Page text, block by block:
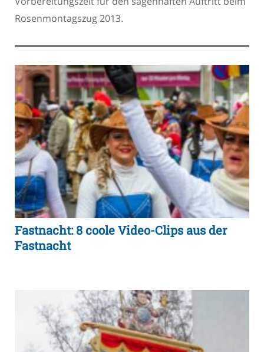
Rosenmontagszug 2013.
Fastnacht: 8 coole Video-Clips aus der
Fastnacht